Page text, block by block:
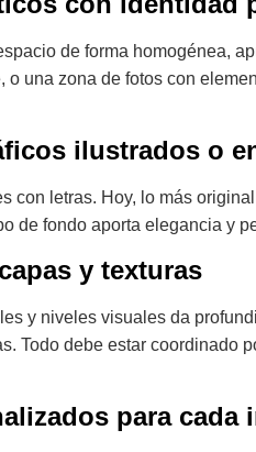
de forma homogénea,
o una zona de fotos con
ilustrados o
con letras. Hoy, lo más
de fondo aporta elegancia y
y texturas
y niveles visuales da
Todo debe estar coordinado
para cada